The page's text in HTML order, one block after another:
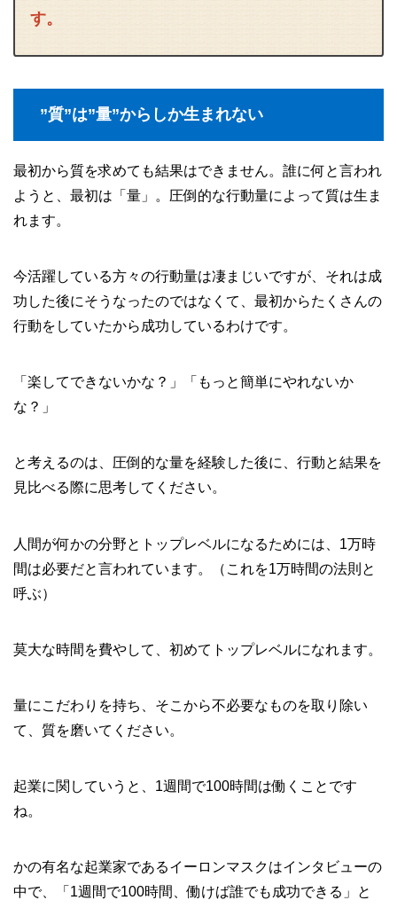
す。
”質”は”量”からしか生まれない
最初から質を求めても結果はできません。誰に何と言われ
ようと、最初は「量」。圧倒的な行動量によって質は生ま
れます。
今活躍している方々の行動量は凄まじいですが、それは成
功した後にそうなったのではなくて、最初からたくさんの
行動をしていたから成功しているわけです。
「楽してできないかな？」「もっと簡単にやれないか
な？」
と考えるのは、圧倒的な量を経験した後に、行動と結果を
見比べる際に思考してください。
人間が何かの分野とトップレベルになるためには、1万時
間は必要だと言われています。（これを1万時間の法則と
呼ぶ）
莫大な時間を費やして、初めてトップレベルになれます。
量にこだわりを持ち、そこから不必要なものを取り除い
て、質を磨いてください。
起業に関していうと、1週間で100時間は働くことです
ね。
かの有名な起業家であるイーロンマスクはインタビューの
中で、「1週間で100時間、働けば誰でも成功できる」と